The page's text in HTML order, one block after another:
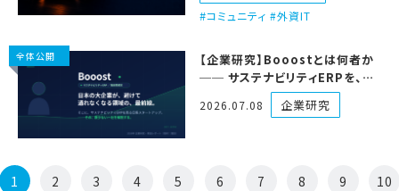
コミュニティ #外資IT
全体公開
【企業研究】Booostとは何者か
── サステナビリティERPを、日
本の超大企業に売る日系スター
トアップ
2026.07.08 企業研究
1 2 3 4 5 6 7 8 9 10